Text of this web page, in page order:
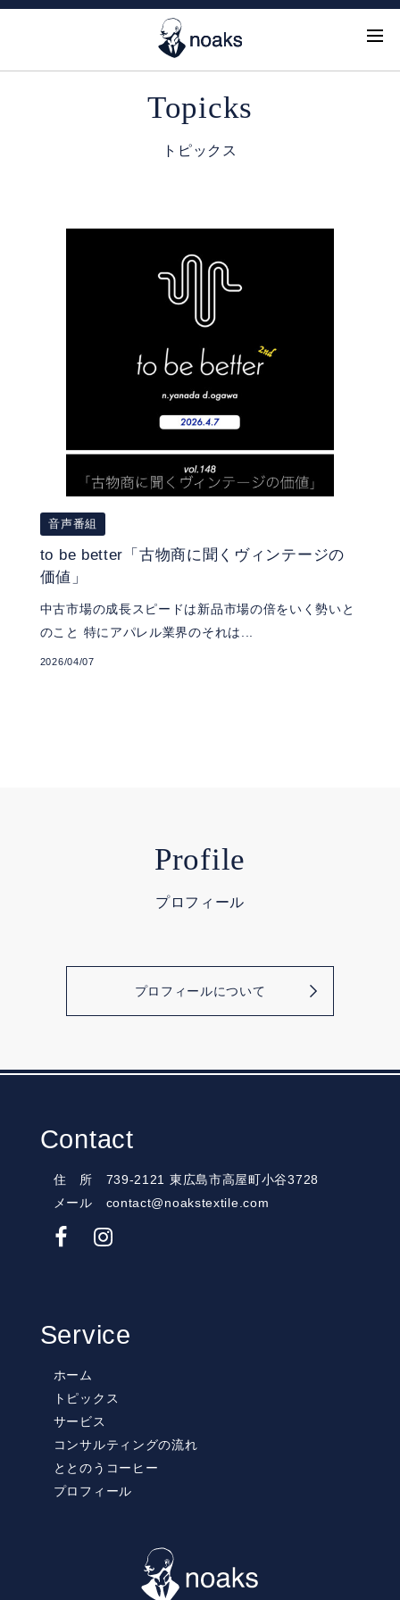
Topicks
トピックス
音声番組
to be better「古物商に聞くヴィンテージの
価値」
中古市場の成長スピードは新品市場の倍をいく勢いと
のこと 特にアパレル業界のそれは...
2026/04/07
Profile
プロフィール
プロフィールについて
Contact
住 所 739-2121 東広島市高屋町小谷3728
メール contact@noakstextile.com
Service
ホーム
トピックス
サービス
コンサルティングの流れ
ととのうコーヒー
プロフィール